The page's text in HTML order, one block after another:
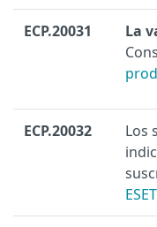
ECP.20031
La
ECP.20032
Los